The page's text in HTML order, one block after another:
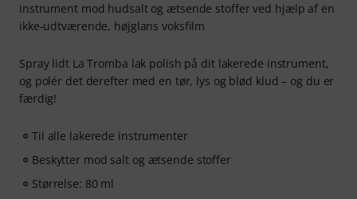
instrument mod hudsalt og ætsende stoffer ved hjælp af en
ikke-udtværende, højglans voksfilm
Spray lidt La Tromba lak polish på dit lakerede instrument,
og polér det derefter med en tør, lys og blød klud – og du er
færdig!
Til alle lakerede instrumenter
Beskytter mod salt og ætsende stoffer
Størrelse: 80 ml